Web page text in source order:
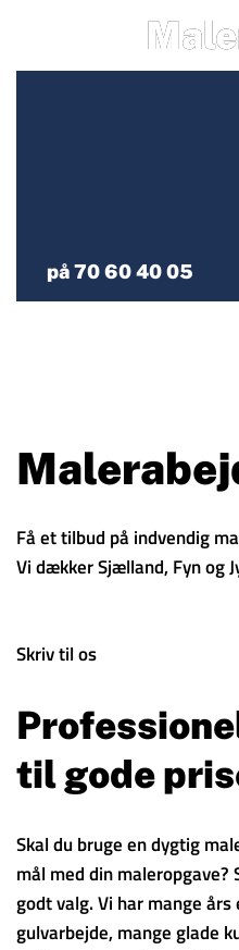
på 70 60 40 05
Få et tilbud på indvendig
Vi dækker Sjælland, Fyn og
Skriv til os
til gode
Skal du bruge en dygtig
mål med din
godt valg. Vi har mange
gulvarbejde, mange glade